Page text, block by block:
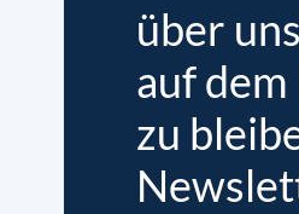
über
auf dem
zu